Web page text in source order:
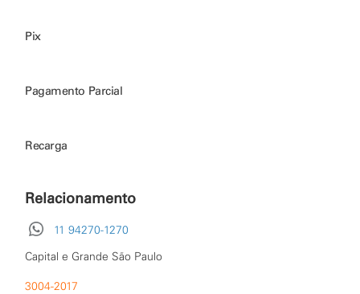
Pix
Pagamento Parcial
Recarga
Relacionamento
11 94270-1270
Capital e Grande São Paulo
3004-2017